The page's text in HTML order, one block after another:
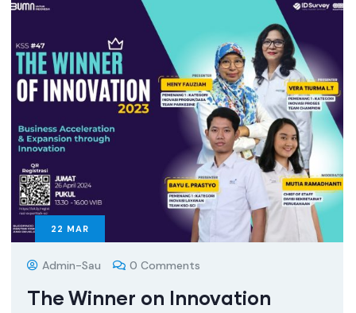
22 MAR
Admin-Sau 0 Comments
The Winner on Innovation